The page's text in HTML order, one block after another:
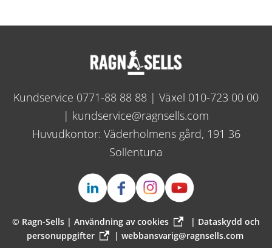
Kundservice 0771-88 88 88 | Växel 010-723 00 00
| kundservice@ragnsells.com
Huvudkontor: Väderholmens gård, 191 36
Sollentuna
© Ragn-Sells | Användning av cookies | Dataskydd och
personuppgifter
| webbansvarig@ragnsells.com